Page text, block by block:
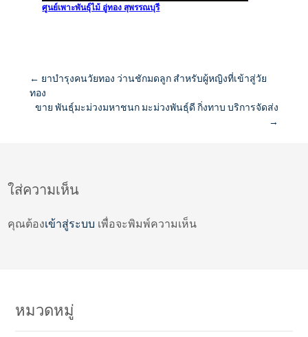
ศูนย์เพาะพันธุ์ไม้ อู่ทอง สุพรรณบุรี
Post
← ยาบำรุงคนวัยทอง ว่านชักมดลูก สำหรับผู้หญิงที่เข้าสู่วัย
ทอง
ขาย พันธุ์มะม่วงมหาชนก มะม่วงพันธุ์ดี กิ่งทาบ บริการจัดส่ง
→
ใส่ความเห็น
คุณต้องเข้าสู่ระบบ เพื่อจะพิมพ์ความเห็น
หมวดหมู่